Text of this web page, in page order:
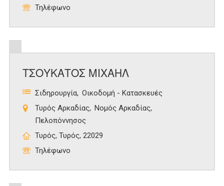
Τηλέφωνο
ΤΣΟΥΚΑΤΟΣ ΜΙΧΑΗΛ
Σιδηρουργία Οικοδομή - Κατασκευές
Τυρός Αρκαδίας
Νομός Αρκαδίας
Πελοπόννησος
Τυρός, Τυρός, 22029
Τηλέφωνο